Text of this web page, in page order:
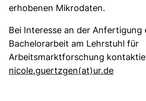
erhobenen Mikrodaten.
Bei Interesse an der Anfertigung
Bachelorarbeit am Lehrstuhl für
Arbeitsmarktforschung
nicole.guertzgen​(at)​ur.de(öffnet